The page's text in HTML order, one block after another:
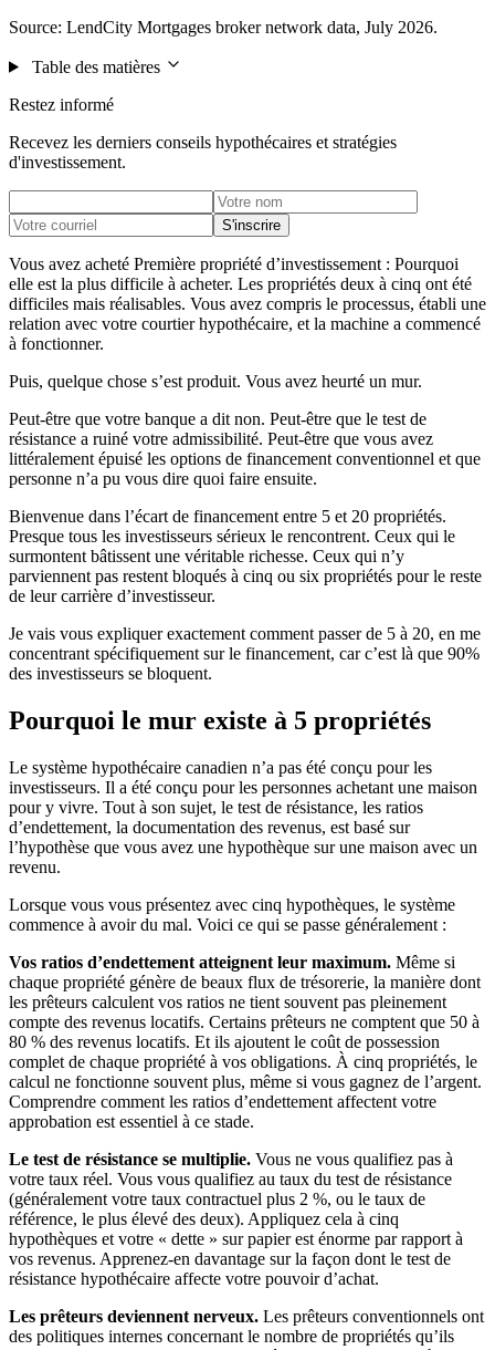
Source: LendCity Mortgages broker network data, July 2026.
Table des matières
Restez informé
Recevez les derniers conseils hypothécaires et stratégies
d'investissement.
S'inscrire
Vous avez acheté Première propriété d’investissement : Pourquoi
elle est la plus difficile à acheter. Les propriétés deux à cinq ont été
difficiles mais réalisables. Vous avez compris le processus, établi une
relation avec votre courtier hypothécaire, et la machine a commencé
à fonctionner.
Puis, quelque chose s’est produit. Vous avez heurté un mur.
Peut-être que votre banque a dit non. Peut-être que le test de
résistance a ruiné votre admissibilité. Peut-être que vous avez
littéralement épuisé les options de financement conventionnel et que
personne n’a pu vous dire quoi faire ensuite.
Bienvenue dans l’écart de financement entre 5 et 20 propriétés.
Presque tous les investisseurs sérieux le rencontrent. Ceux qui le
surmontent bâtissent une véritable richesse. Ceux qui n’y
parviennent pas restent bloqués à cinq ou six propriétés pour le reste
de leur carrière d’investisseur.
Je vais vous expliquer exactement comment passer de 5 à 20, en me
concentrant spécifiquement sur le financement, car c’est là que 90%
des investisseurs se bloquent.
Pourquoi le mur existe à 5 propriétés
Le système hypothécaire canadien n’a pas été conçu pour les
investisseurs. Il a été conçu pour les personnes achetant une maison
pour y vivre. Tout à son sujet, le test de résistance, les ratios
d’endettement, la documentation des revenus, est basé sur
l’hypothèse que vous avez une hypothèque sur une maison avec un
revenu.
Lorsque vous vous présentez avec cinq hypothèques, le système
commence à avoir du mal. Voici ce qui se passe généralement :
Vos ratios d’endettement atteignent leur maximum. Même si
chaque propriété génère de beaux flux de trésorerie, la manière dont
les prêteurs calculent vos ratios ne tient souvent pas pleinement
compte des revenus locatifs. Certains prêteurs ne comptent que 50 à
80 % des revenus locatifs. Et ils ajoutent le coût de possession
complet de chaque propriété à vos obligations. À cinq propriétés, le
calcul ne fonctionne souvent plus, même si vous gagnez de l’argent.
Comprendre comment les ratios d’endettement affectent votre
approbation est essentiel à ce stade.
Le test de résistance se multiplie. Vous ne vous qualifiez pas à
votre taux réel. Vous vous qualifiez au taux du test de résistance
(généralement votre taux contractuel plus 2 %, ou le taux de
référence, le plus élevé des deux). Appliquez cela à cinq
hypothèques et votre « dette » sur papier est énorme par rapport à
vos revenus. Apprenez-en davantage sur la façon dont le test de
résistance hypothécaire affecte votre pouvoir d’achat.
Les prêteurs deviennent nerveux. Les prêteurs conventionnels ont
des politiques internes concernant le nombre de propriétés qu’ils